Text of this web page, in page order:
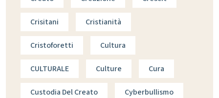
Crisitani Cristianità
Cristoforetti Cultura
CULTURALE Culture Cura
Custodia Del Creato Cyberbullismo